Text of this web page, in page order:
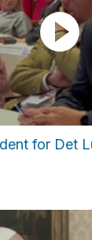
for Det